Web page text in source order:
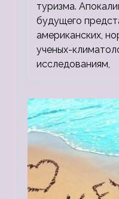
туризма.
будущего
американских,
ученых-
исследованиям,